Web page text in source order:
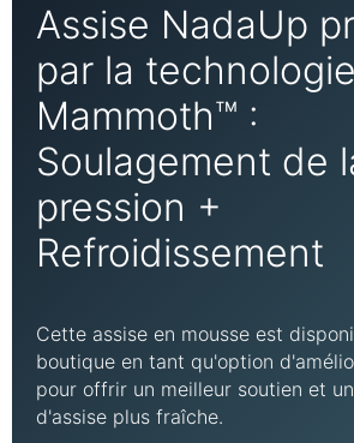
Assise NadaUp
par la technologie
Mammoth™ :
Soulagement de
pression +
Refroidissement
Cette assise en mousse est
boutique en tant qu'option
pour offrir un meilleur soutien et
d'assise plus fraîche.